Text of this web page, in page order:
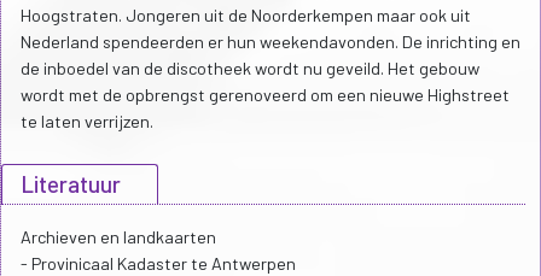
Hoogstraten. Jongeren uit de Noorderkempen maar ook uit
Nederland spendeerden er hun weekendavonden. De inrichting en
de inboedel van de discotheek wordt nu geveild. Het gebouw
wordt met de opbrengst gerenoveerd om een nieuwe Highstreet
te laten verrijzen.
Literatuur
Archieven en landkaarten
- Provinicaal Kadaster te Antwerpen